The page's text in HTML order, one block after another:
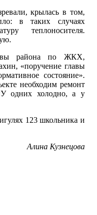
крылась в том,
в таких случаях
теплоносителя.
района по ЖКХ,
«поручение главы
состояние».
необходим ремонт
одних холодно, а у
123 школьника и
Алина Кузнецова